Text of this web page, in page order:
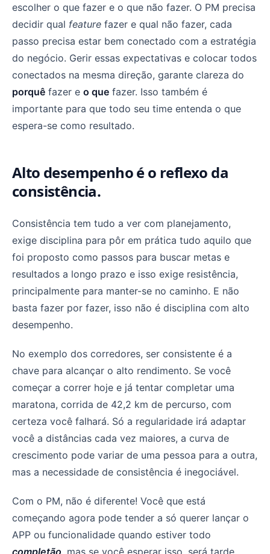
escolher o que fazer e o que não fazer. O PM precisa
decidir qual feature fazer e qual não fazer, cada
passo precisa estar bem conectado com a estratégia
do negócio. Gerir essas expectativas e colocar todos
conectados na mesma direção, garante clareza do
porquê fazer e o que fazer. Isso também é
importante para que todo seu time entenda o que
espera-se como resultado.
Alto desempenho é o reflexo da
consistência.
Consistência tem tudo a ver com planejamento,
exige disciplina para pôr em prática tudo aquilo que
foi proposto como passos para buscar metas e
resultados a longo prazo e isso exige resistência,
principalmente para manter-se no caminho. E não
basta fazer por fazer, isso não é disciplina com alto
desempenho.
No exemplo dos corredores, ser consistente é a
chave para alcançar o alto rendimento. Se você
começar a correr hoje e já tentar completar uma
maratona, corrida de 42,2 km de percurso, com
certeza você falhará. Só a regularidade irá adaptar
você a distâncias cada vez maiores, a curva de
crescimento pode variar de uma pessoa para a outra,
mas a necessidade de consistência é inegociável.
Com o PM, não é diferente! Você que está
começando agora pode tender a só querer lançar o
APP ou funcionalidade quando estiver todo
completão , mas se você esperar isso, será tarde